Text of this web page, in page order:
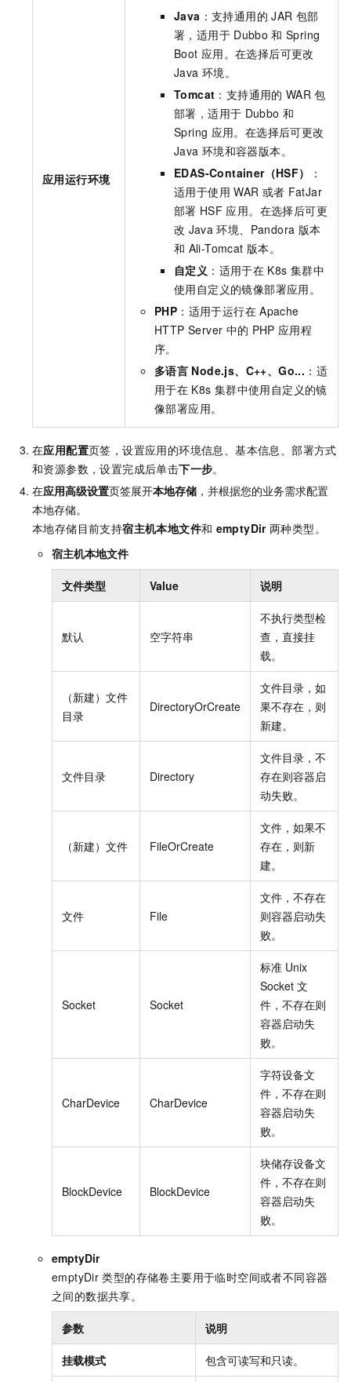
应用运行环境
Java ：支持通用的 JAR 包部
署，适用于 Dubbo 和 Spring
Boot 应用。在选择后可更改
Java 环境。
Tomcat ：支持通用的 WAR 包
部署，适用于 Dubbo 和
Spring 应用。在选择后可更改
Java 环境和容器版本。
EDAS-Container（HSF）
：
适用于使用 WAR 或者 FatJar
部署 HSF 应用。在选择后可更
改 Java 环境、Pandora 版本
和 Ali-Tomcat 版本。
自定义 ：适用于在 K8s 集群中
使用自定义的镜像部署应用。
PHP ：适用于运行在 Apache
HTTP Server 中的 PHP 应用程
序。
多语言 Node.js、C++、Go... ：适
用于在 K8s 集群中使用自定义的镜
像部署应用。
在应用配置页签，设置应用的环境信息、基本信息、部署方式
和资源参数，设置完成后单击下一步。
在应用高级设置页签展开本地存储 ，并根据您的业务需求配置
本地存储。
本地存储目前支持宿主机本地文件和 emptyDir 两种类型。
宿主机本地文件
文件类型 Value 说明
默认 空字符串
不执行类型检
查，直接挂
载。
（新建）文件
目录
DirectoryOrCreate
文件目录，如
果不存在，则
新建。
文件目录 Directory
文件目录，不
存在则容器启
动失败。
（新建）文件 FileOrCreate
文件，如果不
存在，则新
建。
文件 File
文件，不存在
则容器启动失
败。
Socket Socket
标准 Unix
Socket 文
件，不存在则
容器启动失
败。
CharDevice CharDevice
字符设备文
件，不存在则
容器启动失
败。
BlockDevice BlockDevice
块储存设备文
件，不存在则
容器启动失
败。
emptyDir
emptyDir 类型的存储卷主要用于临时空间或者不同容器
之间的数据共享。
参数 说明
挂载模式 包含可读写和只读。